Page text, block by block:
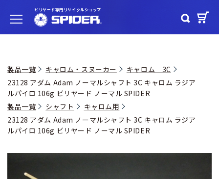
ビリヤード専門リサイクルショップ
製品一覧 キャロム・スヌーカー
キャロム 3C
23128 アダム Adam ノーマルシャフト 3C キャロム ラジア
ルパイロ 106g ビリヤード ノーマル SPIDER
製品一覧
シャフト
キャロム用
23128 アダム Adam ノーマルシャフト 3C キャロム ラジア
ルパイロ 106g ビリヤード ノーマル SPIDER